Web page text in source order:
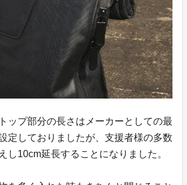
ップ部分の長さはメーカーとしての最
定しておりましたが、支援者様の多数
し10cm延長することになりました。